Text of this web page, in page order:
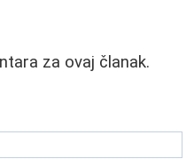
za ovaj članak.